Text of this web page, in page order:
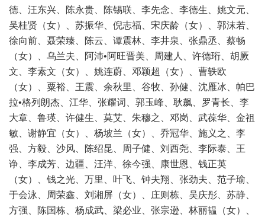
德、汪东兴、陈永贵、陈锡联、李先念、李德生、姚文元、
吴桂贤（女）、苏振华、倪志福、宋庆龄（女）、郭沫若、
徐向前、聂荣臻、陈云、谭震林、李井泉、张鼎丞、蔡畅
（女）、乌兰夫、阿沛•阿旺晋美、周建人、许德珩、胡厥
文、李素文（女）、姚连蔚、邓颖超（女）、曹轶欧
（女）、粟裕、王震、余秋里、谷牧、孙健、沈雁冰、帕巴
拉•格列朗杰、江华、张耀词、郭玉峰、耿飙、罗青长、李
大章、鲁瑛、许健生、莫艾、朱穆之、邓岗、武葆华、金祖
敏、谢静宜（女）、杨坡兰（女）、乔冠华、施义之、李
强、方毅、沙风、陈绍昆、周子健、刘西尧、李际泰、王
诤、李成芳、边疆、汪洋、徐今强、康世恩、钱正英
（女）、钱之光、万里、叶飞、钟夫翔、张劲夫、范子瑜、
于会泳、周荣鑫、刘湘屏（女）、庄则栋、吴庆彤、苏静、
方强、陈国栋、杨成武、梁必业、张宗逊、林丽韫（女）、